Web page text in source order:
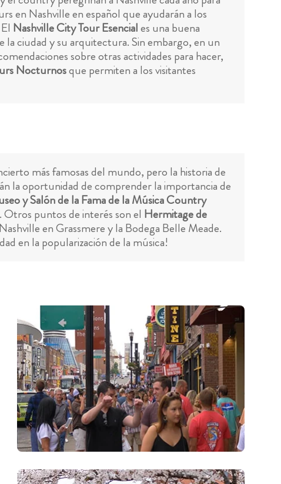
en Nashville en español que ayudarán a los
Nashville City Tour Esenciales una buena
la ciudad y su arquitectura. Sin embargo, en un
sobre otras actividades para hacer,
Nocturnosque permiten a los visitantes
más famosas del mundo, pero la historia de
la oportunidad de comprender la importancia de
y Salón de la Fama de la Música Country
puntos de interés son el Hermitage de
en Grassmere y la Bodega Belle Meade.
en la popularización de la música!